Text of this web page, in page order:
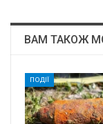
ВАМ ТАКОЖ
ПОДІЇ